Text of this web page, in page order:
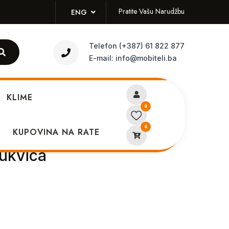
ENG Pratite Vašu Narudžbu
Telefon (+387) 61 822 877
E-mail: info@mobiteli.ba
KLIME
KUPOVINA NA RATE
0
0
41 mm Black+Gray –